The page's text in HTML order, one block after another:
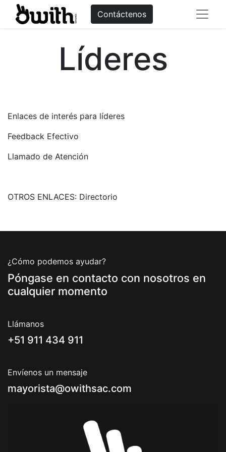
Contáctenos
Líderes
Enlaces de interés para líderes
Feedback Efectivo
Llamado de Atención
OTROS ENLACES: Directorio
¿Cómo podemos ayudar?
Póngase en contacto con nosotros en
cualquier momento
Llámanos
+51 911 434 911
Envíenos un mensaje
mayorista@owithsac.com